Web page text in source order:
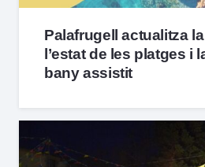
Palafrugell actualitza
l’estat de les platges i
bany assistit